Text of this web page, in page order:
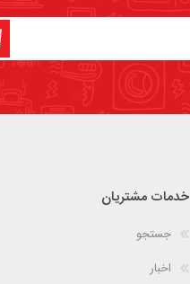
خدمات مشتریان
جستجو
اخبار